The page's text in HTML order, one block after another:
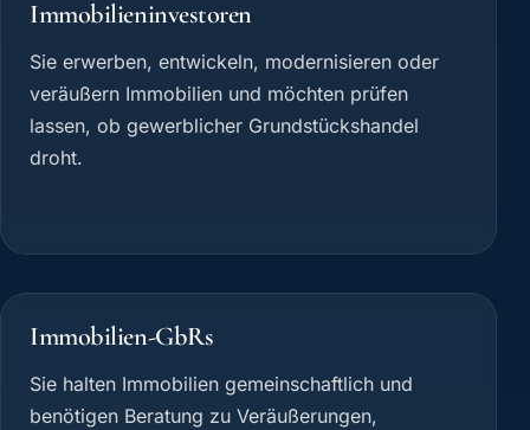
Immobilieninvestoren
Sie erwerben, entwickeln, modernisieren oder
veräußern Immobilien und möchten prüfen
lassen, ob gewerblicher Grundstückshandel
droht.
Immobilien-GbRs
Sie halten Immobilien gemeinschaftlich und
benötigen Beratung zu Veräußerungen,